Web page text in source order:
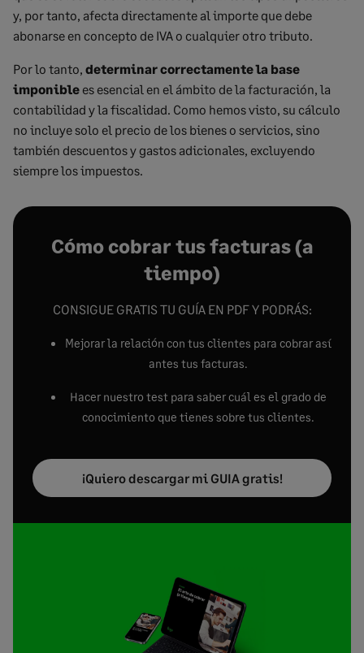
y, por tanto, afecta directamente al importe que debe
abonarse en concepto de IVA o cualquier otro tributo.
Por lo tanto, determinar correctamente la base
imponible es esencial en el ámbito de la facturación, la
contabilidad y la fiscalidad. Como hemos visto, su cálculo
no incluye solo el precio de los bienes o servicios, sino
también descuentos y gastos adicionales, excluyendo
siempre los impuestos.
Cómo cobrar tus facturas (a
tiempo)
CONSIGUE GRATIS TU GUÍA EN PDF Y PODRÁS:
Mejorar la relación con tus clientes para cobrar así
antes tus facturas.
Hacer nuestro test para saber cuál es el grado de
conocimiento que tienes sobre tus clientes.
¡Quiero descargar mi GUIA gratis!